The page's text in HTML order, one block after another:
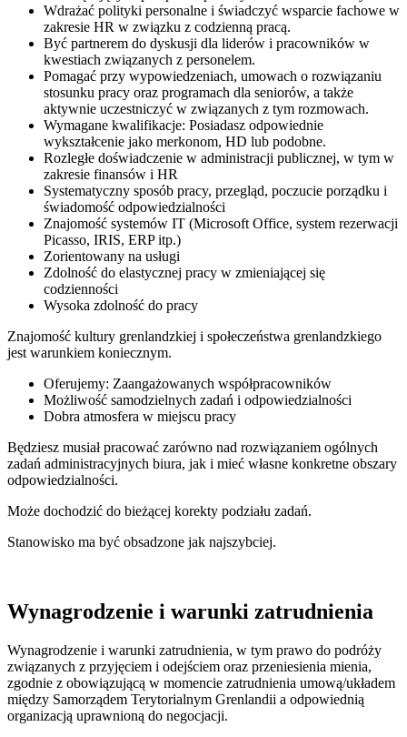
Wdrażać polityki personalne i świadczyć wsparcie fachowe w
zakresie HR w związku z codzienną pracą.
Być partnerem do dyskusji dla liderów i pracowników w
kwestiach związanych z personelem.
Pomagać przy wypowiedzeniach, umowach o rozwiązaniu
stosunku pracy oraz programach dla seniorów, a także
aktywnie uczestniczyć w związanych z tym rozmowach.
Wymagane kwalifikacje: Posiadasz odpowiednie
wykształcenie jako merkonom, HD lub podobne.
Rozległe doświadczenie w administracji publicznej, w tym w
zakresie finansów i HR
Systematyczny sposób pracy, przegląd, poczucie porządku i
świadomość odpowiedzialności
Znajomość systemów IT (Microsoft Office, system rezerwacji
Picasso, IRIS, ERP itp.)
Zorientowany na usługi
Zdolność do elastycznej pracy w zmieniającej się
codzienności
Wysoka zdolność do pracy
Znajomość kultury grenlandzkiej i społeczeństwa grenlandzkiego
jest warunkiem koniecznym.
Oferujemy: Zaangażowanych współpracowników
Możliwość samodzielnych zadań i odpowiedzialności
Dobra atmosfera w miejscu pracy
Będziesz musiał pracować zarówno nad rozwiązaniem ogólnych
zadań administracyjnych biura, jak i mieć własne konkretne obszary
odpowiedzialności.
Może dochodzić do bieżącej korekty podziału zadań.
Stanowisko ma być obsadzone jak najszybciej.
Wynagrodzenie i warunki zatrudnienia
Wynagrodzenie i warunki zatrudnienia, w tym prawo do podróży
związanych z przyjęciem i odejściem oraz przeniesienia mienia,
zgodnie z obowiązującą w momencie zatrudnienia umową/układem
między Samorządem Terytorialnym Grenlandii a odpowiednią
organizacją uprawnioną do negocjacji.